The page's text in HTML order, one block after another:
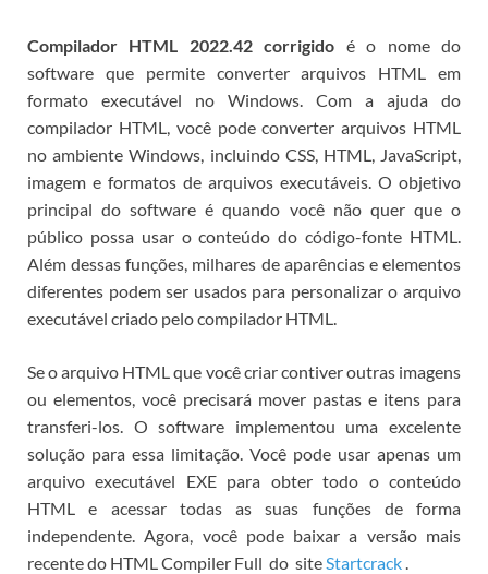
Compilador HTML 2022.42 corrigido é o nome do
software que permite converter arquivos HTML em
formato executável no Windows. Com a ajuda do
compilador HTML, você pode converter arquivos HTML
no ambiente Windows, incluindo CSS, HTML, JavaScript,
imagem e formatos de arquivos executáveis. O objetivo
principal do software é quando você não quer que o
público possa usar o conteúdo do código-fonte HTML.
Além dessas funções, milhares de aparências e elementos
diferentes podem ser usados ​​para personalizar o arquivo
executável criado pelo compilador HTML.
Se o arquivo HTML que você criar contiver outras imagens
ou elementos, você precisará mover pastas e itens para
transferi-los. O software implementou uma excelente
solução para essa limitação. Você pode usar apenas um
arquivo executável EXE para obter todo o conteúdo
HTML e acessar todas as suas funções de forma
independente. Agora, você pode baixar a versão mais
recente do HTML Compiler Full do site Startcrack